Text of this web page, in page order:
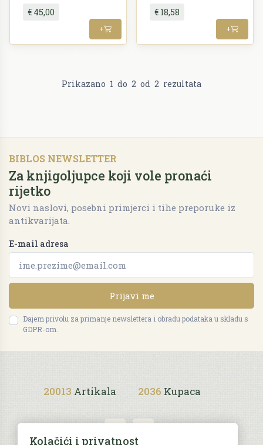
€ 45,00
+
€ 18,58
+
Prikazano 1 do 2 od 2 rezultata
BIBLOS NEWSLETTER
Za knjigoljupce koji vole pronaći
rijetko
Novi naslovi, posebni primjerci i tihe preporuke iz
antikvarijata.
E-mail adresa
Prijavi me
Dajem privolu za primanje newslettera i obradu podataka u skladu s
GDPR-om.
20013 Artikala 2036 Kupaca
Kolačići i privatnost